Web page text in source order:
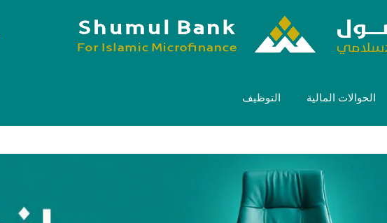
الحوالات المالية التوظيف